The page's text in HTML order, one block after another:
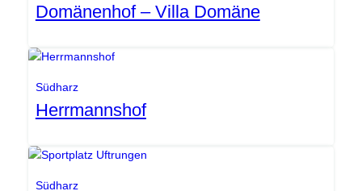
Domänenhof – Villa Domäne
Südharz
Herrmannshof
Südharz